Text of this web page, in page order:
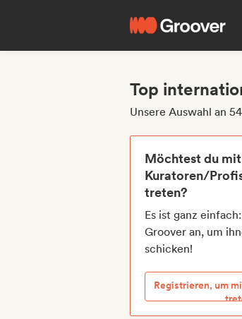
Top
Unsere Auswahl an
Möchtest du
Kuratoren/
treten?
Es ist ganz
Groover an, um
schicken!
Registrieren, um